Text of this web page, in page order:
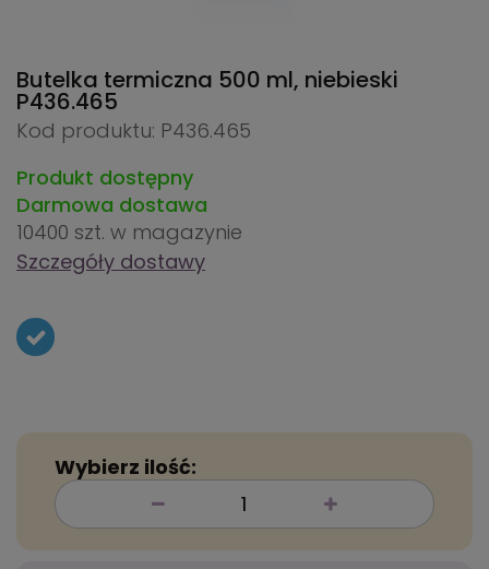
Butelka termiczna 500 ml, niebieski
P436.465
Kod produktu: P436.465
Produkt dostępny
Darmowa dostawa
10400 szt. w magazynie
Szczegóły dostawy
Wybierz ilość: